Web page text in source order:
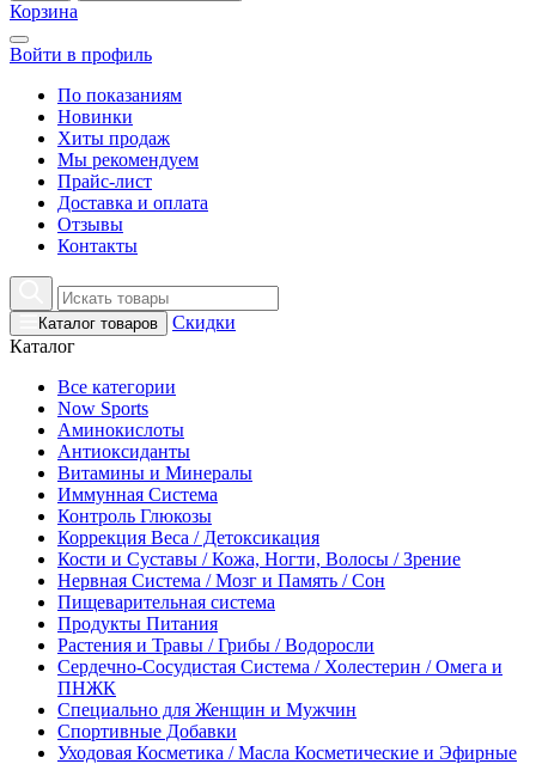
Корзина
Войти в профиль
По показаниям
Новинки
Хиты продаж
Мы рекомендуем
Прайс-лист
Доставка и оплата
Отзывы
Контакты
Каталог товаров
Скидки
Каталог
Все категории
Now Sports
Аминокислоты
Антиоксиданты
Витамины и Минералы
Иммунная Система
Контроль Глюкозы
Коррекция Веса / Детоксикация
Кости и Суставы / Кожа, Ногти, Волосы / Зрение
Нервная Система / Мозг и Память / Сон
Пищеварительная система
Продукты Питания
Растения и Травы / Грибы / Водоросли
Сердечно-Сосудистая Система / Холестерин / Омега и
ПНЖК
Специально для Женщин и Мужчин
Спортивные Добавки
Уходовая Косметика / Масла Косметические и Эфирные